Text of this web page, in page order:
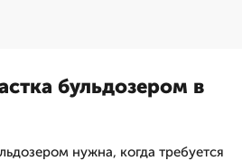
бульдозером в
нужна, когда требуется